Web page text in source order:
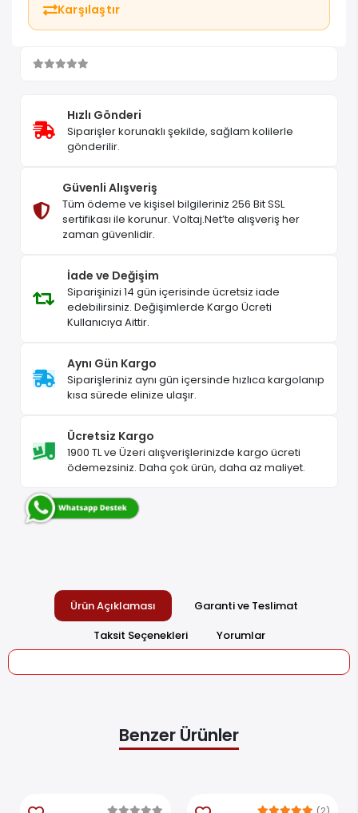
Karşılaştır
Hızlı Gönderi
Siparişler korunaklı şekilde, sağlam kolilerle
gönderilir.
Güvenli Alışveriş
Tüm ödeme ve kişisel bilgileriniz 256 Bit SSL
sertifikası ile korunur. Voltaj.Net’te alışveriş her
zaman güvenlidir.
İade ve Değişim
Siparişinizi 14 gün içerisinde ücretsiz iade
edebilirsiniz. Değişimlerde Kargo Ücreti
Kullanıcıya Aittir.
Aynı Gün Kargo
Siparişleriniz aynı gün içersinde hızlıca kargolanıp
kısa sürede elinize ulaşır.
Ücretsiz Kargo
1900 TL ve Üzeri alışverişlerinizde kargo ücreti
ödemezsiniz. Daha çok ürün, daha az maliyet.
Ürün Açıklaması
Garanti ve Teslimat
Taksit Seçenekleri
Yorumlar
Benzer Ürünler